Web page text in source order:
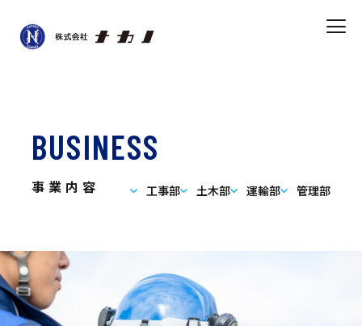
BUSINESS
事業内容 工事部 土木部 運輸部 管理部